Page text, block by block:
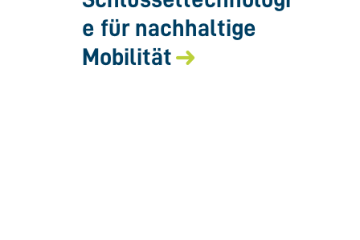
e für nachhaltige
Mobilität